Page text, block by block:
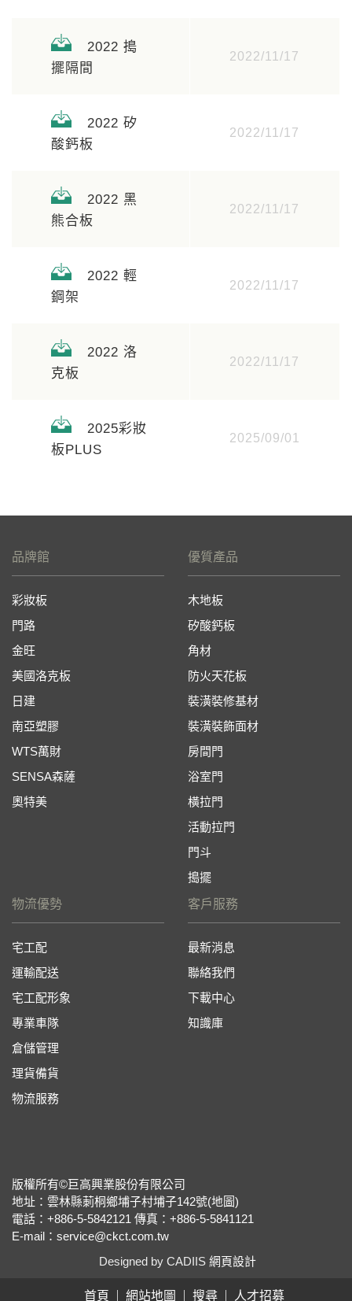
2022 搗
擺隔間
2022/11/17
2022 矽
酸鈣板
2022/11/17
2022 黑
熊合板
2022/11/17
2022 輕
鋼架
2022/11/17
2022 洛
克板
2022/11/17
2025彩妝
板PLUS
2025/09/01
品牌館
彩妝板
門路
金旺
美國洛克板
日建
南亞塑膠
WTS萬財
SENSA森薩
奧特美
優質產品
木地板
矽酸鈣板
角材
防火天花板
裝潢裝修基材
裝潢裝飾面材
房間門
浴室門
橫拉門
活動拉門
門斗
搗擺
物流優勢
宅工配
運輸配送
宅工配形象
專業車隊
倉儲管理
理貨備貨
物流服務
客戶服務
最新消息
聯絡我們
下載中心
知識庫
版權所有©巨高興業股份有限公司
地址：雲林縣莿桐鄉埔子村埔子142號(地圖)
電話：+886-5-5842121 傳真：+886-5-5841121
E-mail： service@ckct.com.tw
Designed by CADIIS 網頁設計
首頁 網站地圖 搜尋 人才招募